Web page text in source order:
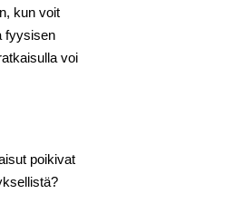
kun voit
fyysisen
voi
poikivat